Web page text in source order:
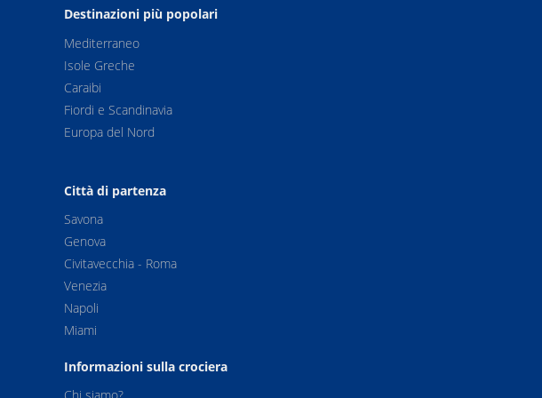
Destinazioni più popolari
Mediterraneo
Isole Greche
Caraibi
Fiordi e Scandinavia
Europa del Nord
Città di partenza
Savona
Genova
Civitavecchia - Roma
Venezia
Napoli
Miami
Informazioni sulla crociera